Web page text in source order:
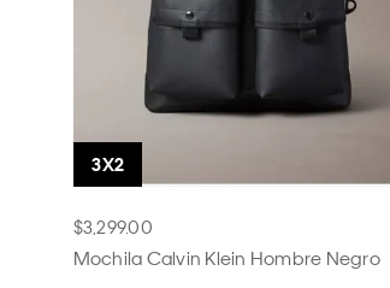
$3,299.00
Mochila Calvin Klein Hombre Negro